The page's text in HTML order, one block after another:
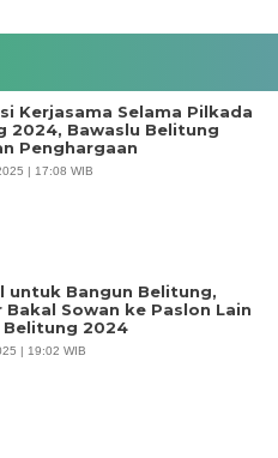
Kerjasama Selama Pilkada
2024, Bawaslu Belitung
Penghargaan
| 17:08 WIB
untuk Bangun Belitung,
Bakal Sowan ke Paslon Lain
Belitung 2024
| 19:02 WIB